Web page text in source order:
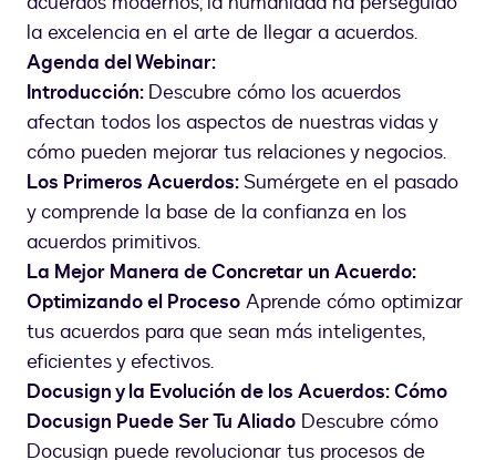
la excelencia en el arte de llegar a acuerdos.
Agenda del Webinar:
Introducción: Descubre cómo los acuerdos
afectan todos los aspectos de nuestras vidas y
cómo pueden mejorar tus relaciones y negocios.
Los Primeros Acuerdos:Sumérgete en el pasado
y comprende la base de la confianza en los
acuerdos primitivos.
La Mejor Manera de Concretar un Acuerdo:
Optimizando el Proceso Aprende cómo optimizar
tus acuerdos para que sean más inteligentes,
eficientes y efectivos.
Docusign y la Evolución de los Acuerdos: Cómo
Docusign Puede Ser Tu Aliado Descubre cómo
Docusign puede revolucionar tus procesos de